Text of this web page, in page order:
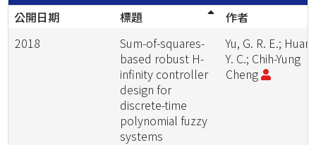
公開日期
標題
作者
2018
Sum-of-squares-
based robust H-
infinity controller
design for
discrete-time
polynomial fuzzy
systems
Yu, G. R. E.;
Y. C.; Chih-Yung
Cheng